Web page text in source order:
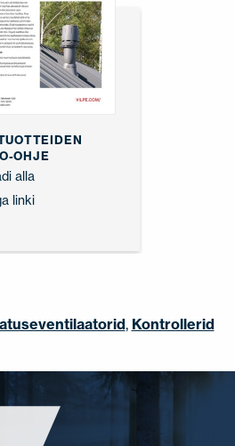
OHJE
alla
linki
, Kontrollerid